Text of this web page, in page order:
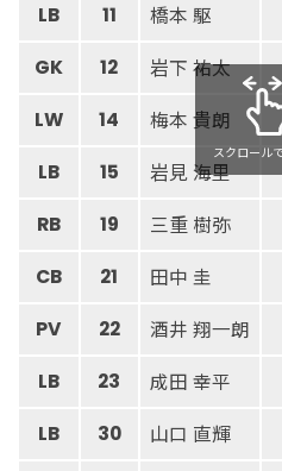
LB 11 橋本 駆
GK 12 岩下 祐太
LW 14 梅本 貴朗
LB 15 岩見 海里
RB 19 三重 樹弥
CB 21 田中 圭
PV 22 酒井 翔一朗
LB 23 成田 幸平
LB 30 山口 直輝
スクロール